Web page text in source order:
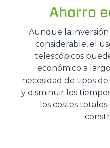
Ahorro
Aunque la
considerable, el
telescópicos
económico a
necesidad de tipos
y disminuir los
los costes